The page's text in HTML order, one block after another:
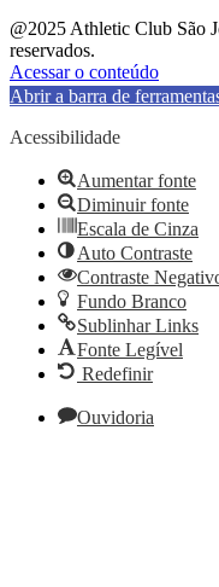
@2025 Athletic Club São
reservados.
Acessar o conteúdo
Abrir a barra de
Acessibilidade
Aumentar fonte
Diminuir fonte
Escala de Cinza
Auto Contraste
Contraste
Fundo Branco
Sublinhar Links
Fonte Legível
Redefinir
Ouvidoria